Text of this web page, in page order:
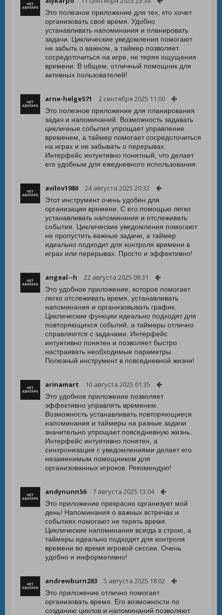
Это полезное приложение для тех, кто хочет
организовать своё время. Удобно
устанавливать напоминания и планировать
задачи. Циклические уведомления помогают
не забыть о важном, а таймер позволяет
сосредоточиться на игре, не теряя ощущения
времени. В общем, отличный помощник для
активных пользователей!
arne-helge571 2 сентября 2025 11:00
Это полезное приложение для планирования
задач и напоминаний. Возможность задавать
цикличные события упрощает управление
временем, а таймер помогает сосредоточиться
на играх и не забывать о перерывах.
Интерфейс интуитивно понятный, что делает
его удобным для ежедневного использования.
avilov1980 24 августа 2025 20:32
Этот инструмент очень удобен для
организации времени. С его помощью легко
устанавливать напоминания и отслеживать
события. Циклические уведомления помогают
не пропустить важные задачи, а таймер
идеально подходит для контроля времени в
играх или перерывах. Просто и эффективно!
angeal--h 22 августа 2025 08:31
Это удобное приложение, которое помогает
легко отслеживать время, устанавливать
напоминания и организовывать график.
Циклические функции идеально подходят для
повторяющихся событий, а таймеры отлично
справляются с задачами. Интерфейс
интуитивно понятен и позволяет быстро
настраивать необходимые параметры.
Полезный инструмент в повседневной жизни!
arinamart 10 августа 2025 01:35
Это удобное приложение позволяет
эффективно управлять временем.
Возможность устанавливать повторяющиеся
напоминания и таймеры на разные задачи
значительно упрощает повседневную жизнь.
Интерфейс интуитивно понятен, а
синхронизация с уведомлениями делает его
незаменимым помощником для
организованных игроков. Рекомендую!
andynunn56 7 августа 2025 13:04
Это приложение прекрасно организует мой
день! Напоминания о важных встречах и
событиях помогают не терять время.
Циклические напоминания всегда в строю, а
таймеры идеально подходят для контроля
времени во время игровой сессии. Очень
удобно и информативно!
andrewburn283 5 августа 2025 18:02
Это приложение отлично помогает
организовать время. Его возможности по
созданию циклов и напоминаний позволяют